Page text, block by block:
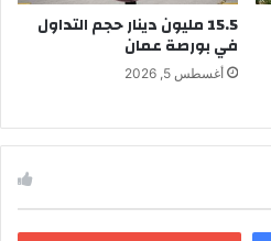
15.5 مليون دينار حجم التداول
في بورصة عمان
أغسطس 5, 2026